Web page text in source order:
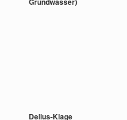
Delius-Klage